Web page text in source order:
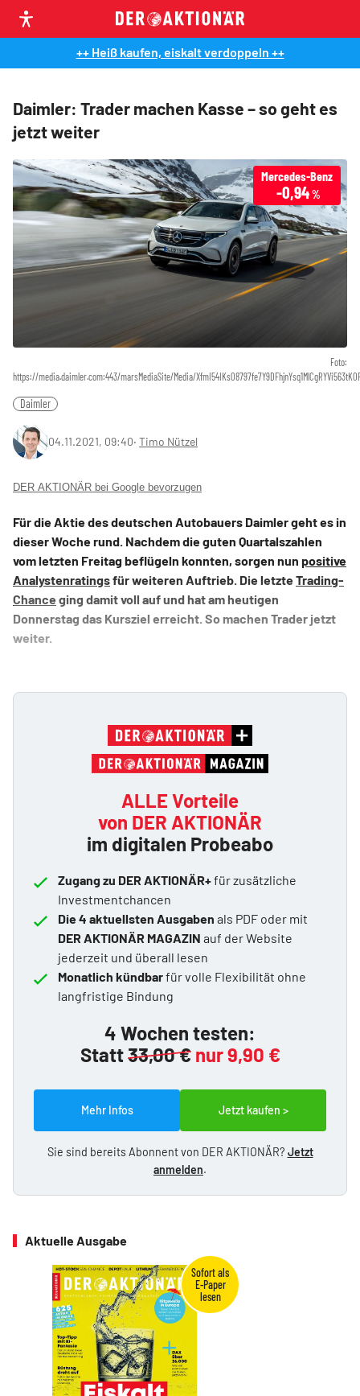
++ Heiß kaufen, eiskalt verdoppeln ++
Daimler: Trader machen Kasse – so geht es
jetzt weiter
Foto:
https://media.daimler.com:443/marsMediaSite/Media/
Mercedes-Benz
-0,94%
Daimler
04.11.2021, 09:40‧ Timo Nützel
DER AKTIONÄR bei Google bevorzugen
Für die Aktie des deutschen Autobauers Daimler geht es in
dieser Woche rund. Nachdem die guten Quartalszahlen
vom letzten Freitag beflügeln konnten, sorgen nun positive
Analystenratingsfür weiteren Auftrieb. Die letzte Trading-
Chance ging damit voll auf und hat am heutigen
Donnerstag das Kursziel erreicht. So machen Trader jetzt
weiter.
ALLE Vorteile
von DER AKTIONÄR
im digitalen Probeabo
Zugang zu DER AKTIONÄR+für zusätzliche
Investmentchancen
Die 4 aktuellsten Ausgaben als PDF oder mit
DER AKTIONÄR MAGAZIN auf der Website
jederzeit und überall lesen
Monatlich kündbarfür volle Flexibilität ohne
langfristige Bindung
4 Wochen testen:
Statt33,00 € nur 9,90 €
Mehr Infos Jetzt kaufen >
Sie sind bereits Abonnent von DER AKTIONÄR? Jetzt
anmelden.
Aktuelle Ausgabe